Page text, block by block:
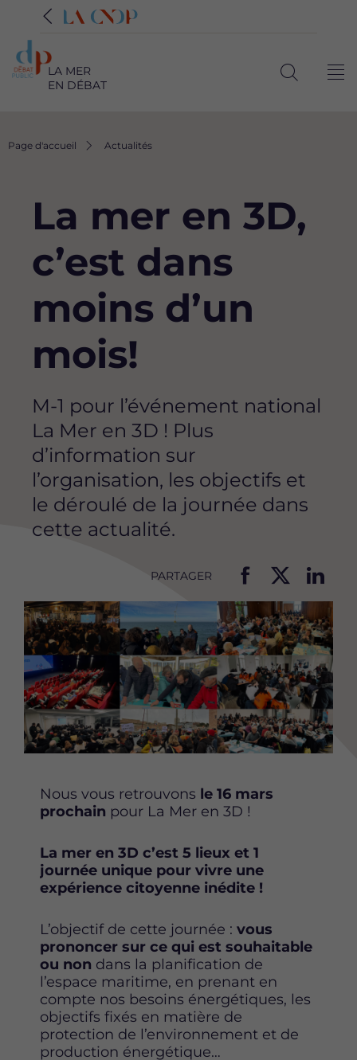
LA MER
EN DÉBAT
Fil
Page d'accueil Actualités
La mer en 3D,
c’est dans
moins d’un
mois!
M-1 pour l’événement national
La Mer en 3D ! Plus
d’information sur
l’organisation, les objectifs et
le déroulé de la journée dans
cette actualité.
PARTAGER
a
r
t
a
g
e
r
c
e
t
e
p
g
e
s
r
F
a
c
e
b
o
a
r
t
a
g
e
r
c
e
t
e
r
T
i
t
e
r
t
a
g
e
r
c
e
L
k
Image
Nous vous retrouvons le 16 mars
prochain pour La Mer en 3D !
La mer en 3D c’est 5 lieux et 1
journée unique pour vivre une
expérience citoyenne inédite !
L’objectif de cette journée : vous
prononcer sur ce qui est souhaitable
ou non dans la planification de
l’espace maritime, en prenant en
compte nos besoins énergétiques, les
objectifs fixés en matière de
protection de l’environnement et de
production énergétique…